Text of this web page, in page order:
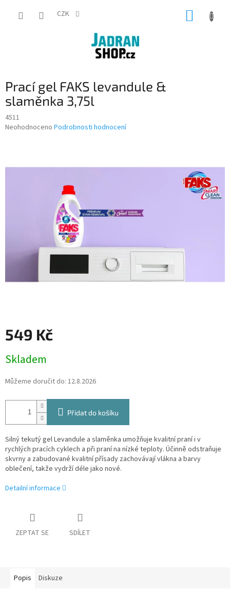
CZK
Prací gel FAKS levandule &
slaměnka 3,75l
4511
Průměrné
0,0
Neohodnoceno Podrobnosti hodnocení
549 Kč
cena:
Skladem
Můžeme doručit do: 12.8.2026
Přidat do košíku
Silný tekutý gel Levandule a slaměnka umožňuje kvalitní praní i v
rychlých pracích cyklech a při praní na nízké teploty. Účinně odstraňuje
skvrny a zabudované kvalitní přísady zachovávají vlákna a barvy
oblečení, takže vydrží déle jako nové.
Detailní informace
ZEPTAT SE SDÍLET
Popis Diskuze